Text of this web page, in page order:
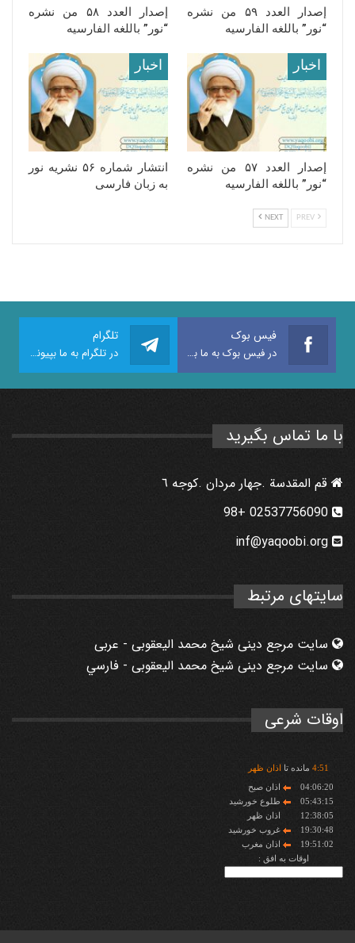
إصدار العدد ۵۹ من نشره
“نور” باللغه الفارسیه
إصدار العدد ۵۸ من نشره
“نور” باللغه الفارسیه
اخبار
إصدار العدد ۵۷ من نشره
“نور” باللغه الفارسیه
اخبار
انتشار شماره ۵۶ نشریه نور
به زبان فارسی
NEXT
فیس بوک
در فیس بوک به ما بپیوندید
تلگرام
در تلگرام به ما بپیوندید
با ما تماس بگیرید
قم المقدسة .جهار مردان .كوجه ٦
inf@yaqoobi.org
سایتهای مرتبط
سایت مرجع دینی شیخ محمد الیعقوبی - عربی
سایت مرجع دینی شیخ محمد الیعقوبی - فارسي
اوقات شرعی
4:51 مانده تا اذان ظهر
04:06:20
اذان صبح
05:43:15
طلوع خورشید
12:38:05
اذان ظهر
19:30:48
غروب خورشید
19:51:02
اذان مغرب
اوقات به افق :